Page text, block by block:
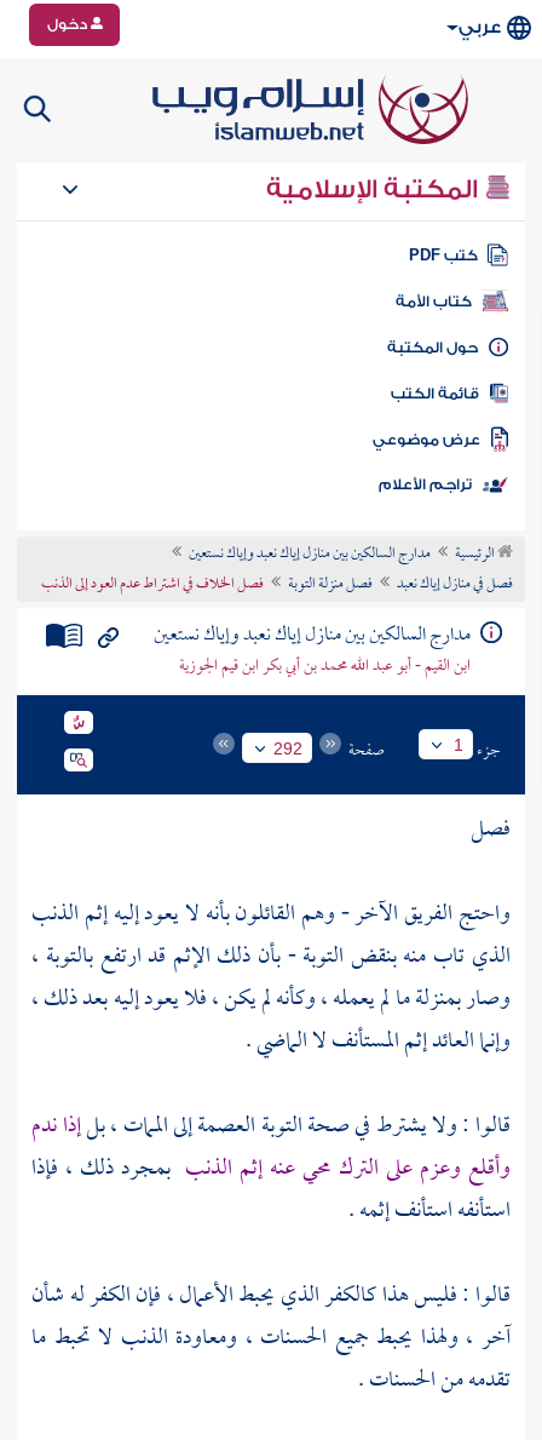
عربي دخول
المكتبة الإسلامية
كتب PDF
كتاب الأمة
المكتبة
الكتب
موضوعي
تراجم الأعلام
الرئيسية
مدارج السالكين بين منازل إياك نعبد وإياك نستعين
فصل في منازل إياك نعبد
فصل منزلة التوبة فصل الخلاف في اشتراط عدم العود إلى الذنب
مدارج السالكين بين منازل إياك نعبد وإياك نستعين
ابن القيم - أبو عبد الله محمد بن أبي بكر ابن قيم الجوزية
جزء 1 صفحة 292
فصل
واحتج الفريق الآخر - وهم القائلون بأنه لا يعود إليه إثم الذنب
الذي تاب منه بنقض التوبة - بأن ذلك الإثم قد ارتفع بالتوبة ،
وصار بمنزلة ما لم يعمله ، وكأنه لم يكن ، فلا يعود إليه بعد ذلك ،
وإنما العائد إثم المستأنف لا الماضي .
قالوا : ولا يشترط في صحة التوبة العصمة إلى الممات ، بلإذا ندم
وأقلع وعزم على الترك محي عنه إثم الذنب بمجرد ذلك ، فإذا
استأنفه استأنف إثمه .
قالوا : فليس هذا كالكفر الذي يحبط الأعمال ، فإن الكفر له شأن
آخر ، ولهذا يحبط جميع الحسنات ، ومعاودة الذنب لا تحبط ما
تقدمه من الحسنات .